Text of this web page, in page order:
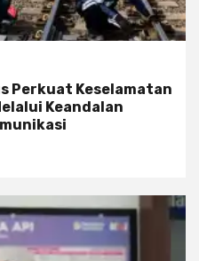
Perkuat Keselamatan
Keandalan